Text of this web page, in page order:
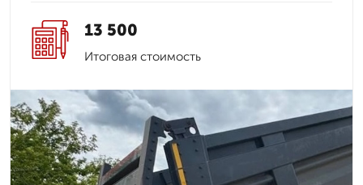
13 500
Итоговая стоимость